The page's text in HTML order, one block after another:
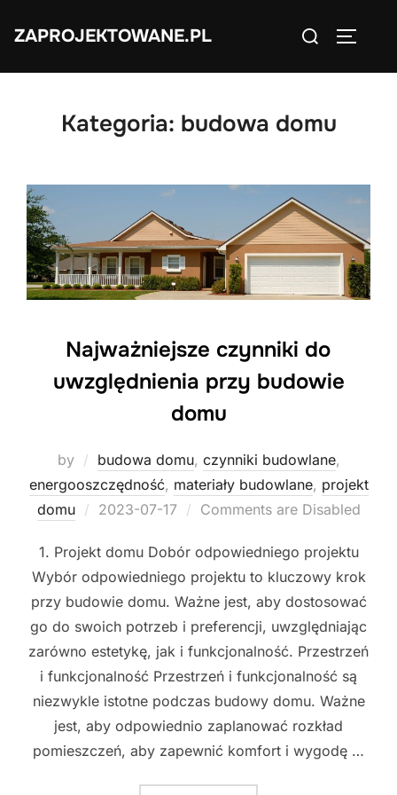
ZAPROJEKTOWANE.PL
Search
Kategoria: budowa domu
Najważniejsze czynniki do
uwzględnienia przy budowie
domu
by budowa domu, czynniki budowlane,
energooszczędność, materiały budowlane, projekt
domu
Posted
2023-07-17 Comments are Disabled
1. Projekt domu Dobór odpowiedniego projektu
Wybór odpowiedniego projektu to kluczowy krok
przy budowie domu. Ważne jest, aby dostosować
go do swoich potrzeb i preferencji, uwzględniając
zarówno estetykę, jak i funkcjonalność. Przestrzeń
i funkcjonalność Przestrzeń i funkcjonalność są
niezwykle istotne podczas budowy domu. Ważne
jest, aby odpowiednio zaplanować rozkład
pomieszczeń, aby zapewnić komfort i wygodę …